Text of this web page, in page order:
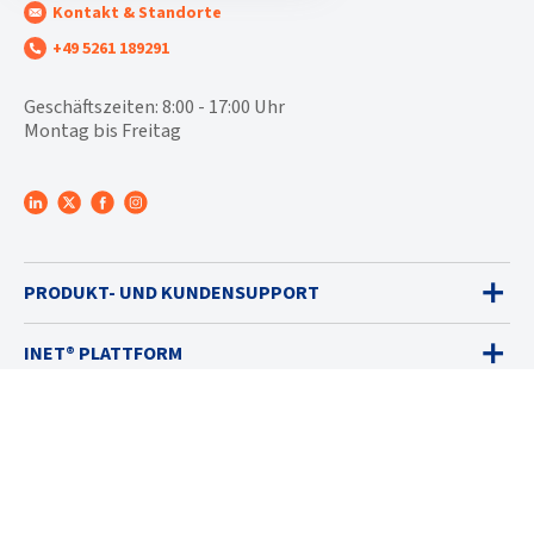
Kontakt & Standorte
+49 5261 189291
Geschäftszeiten: 8:00 - 17:00 Uhr
Montag bis Freitag
PRODUKT- UND KUNDENSUPPORT
INET® PLATTFORM